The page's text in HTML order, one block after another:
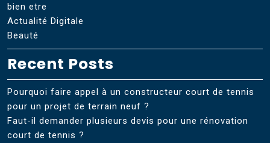
bien etre
Actualité Digitale
Beauté
Recent Posts
Pourquoi faire appel à un constructeur court de tennis
pour un projet de terrain neuf ?
Faut-il demander plusieurs devis pour une rénovation
court de tennis ?